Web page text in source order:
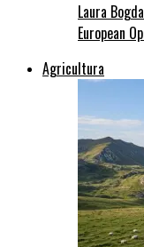
Laura
European
Agricultura